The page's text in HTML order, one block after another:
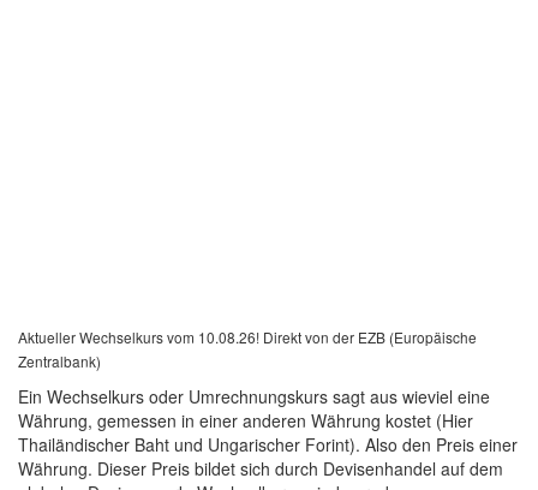
Aktueller Wechselkurs vom 10.08.26! Direkt von der EZB (Europäische
Zentralbank)
Ein Wechselkurs oder Umrechnungskurs sagt aus wieviel eine
Währung, gemessen in einer anderen Währung kostet (Hier
Thailändischer Baht und Ungarischer Forint). Also den Preis einer
Währung. Dieser Preis bildet sich durch Devisenhandel auf dem